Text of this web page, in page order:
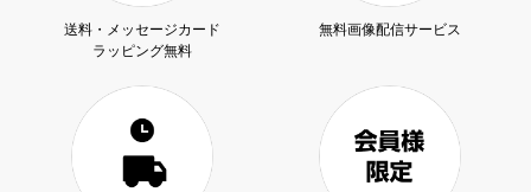
送料・メッセージカード
ラッピング無料
無料画像配信サービス